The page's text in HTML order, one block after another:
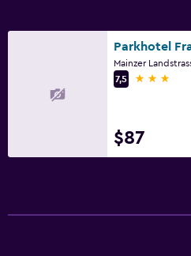
7,5
3 estrellas
$87